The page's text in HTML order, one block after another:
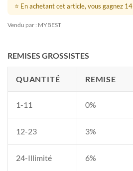
⭐ En achetant cet article, vous gagnez
Vendu par : MYBEST
REMISES GROSSISTES
QUANTITÉ REMISE
1-11 0%
12-23 3%
24-Illimité 6%